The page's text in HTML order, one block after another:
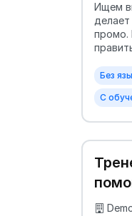
Ищем
промо.
Без
С